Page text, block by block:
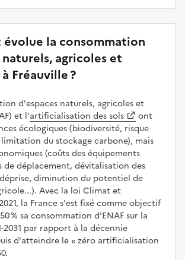
la consommation
agricoles et
Fréauville ?
d'espaces naturels, agricoles et
et l’artificialisation des sols
ont
écologiques (biodiversité, risque
du stockage carbone), mais
(coûts des équipements
de déplacement, dévitalisation des
diminution du potentiel de
Avec la loi Climat et
la France s'est fixé comme objectif
% sa consommation d'ENAF sur la
2031 par rapport à la décennie
d'atteindre le
zéro artificialisation